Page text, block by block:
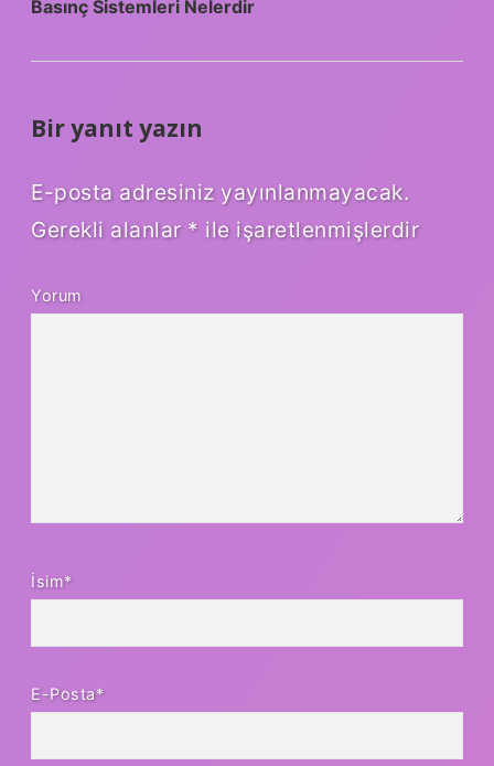
Basınç Sistemleri Nelerdir
Bir yanıt yazın
E-posta adresiniz yayınlanmayacak.
Gerekli alanlar * ile işaretlenmişlerdir
Yorum
İsim*
E-Posta*